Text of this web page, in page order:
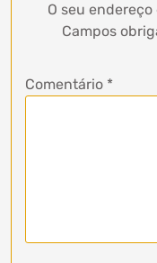
O seu
Campos
Comentário *